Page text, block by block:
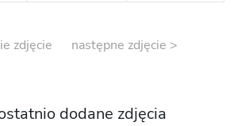
zdjęcie następne zdjęcie >
dodane zdjęcia